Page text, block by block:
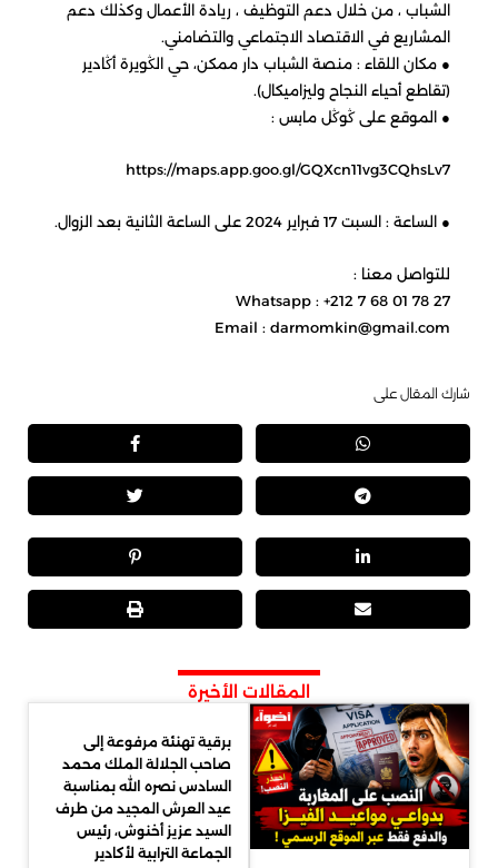
الشباب ، من خلال دعم التوظيف ، ريادة الأعمال وكذلك دعم
المشاريع في الاقتصاد الاجتماعي والتضامني.
● مكان اللقاء : منصة الشباب دار ممكن، حي الڭويرة أڭادير
(تقاطع أحياء النجاح وليزاميكال).
● الموقع على ڭوڭل مابس :
https://maps.app.goo.gl/GQXcn11vg3CQhsLv7
● الساعة : السبت 17 فبراير 2024 على الساعة الثانية بعد الزوال.
للتواصل معنا :
Whatsapp : +212 7 68 01 78 27
Email : darmomkin@gmail.com
شارك المقال على
المقالات الأخيرة
برقية تهنئة مرفوعة إلى
صاحب الجلالة الملك محمد
السادس نصره الله بمناسبة
عيد العرش المجيد من طرف
السيد عزيز أخنوش، رئيس
الجماعة الترابية لأكادير